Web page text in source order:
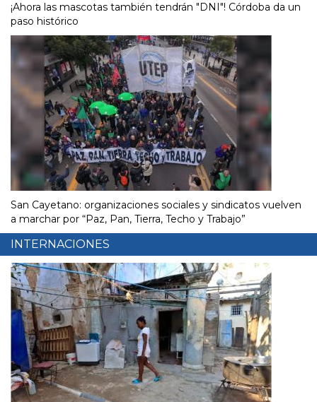
¡Ahora las mascotas también tendrán "DNI"! Córdoba da un
paso histórico
San Cayetano: organizaciones sociales y sindicatos vuelven
a marchar por “Paz, Pan, Tierra, Techo y Trabajo”
INTERNACIONES